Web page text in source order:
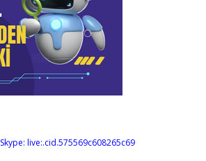
Skype: live:.cid.575569c608265c69